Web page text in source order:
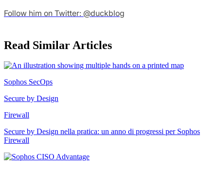
Follow him on Twitter: @duckblog
Read Similar Articles
Sophos SecOps
Secure by Design
Firewall
Secure by Design nella pratica: un anno di progressi per Sophos
Firewall